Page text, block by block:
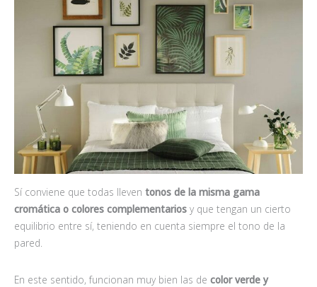
Sí conviene que todas lleven tonos de la misma gama
cromática o colores complementarios y que tengan un cierto
equilibrio entre sí, teniendo en cuenta siempre el tono de la
pared.
En este sentido, funcionan muy bien las de color verde y